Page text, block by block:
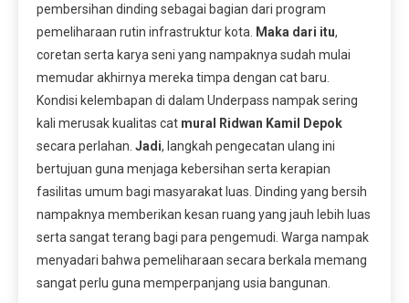
pembersihan dinding sebagai bagian dari program
pemeliharaan rutin infrastruktur kota.
Maka dari itu,
coretan serta karya seni yang nampaknya sudah mulai
memudar akhirnya mereka timpa dengan cat baru.
Kondisi kelembapan di dalam Underpass nampak sering
kali merusak kualitas cat mural Ridwan Kamil Depok
secara perlahan. Jadi, langkah pengecatan ulang ini
bertujuan guna menjaga kebersihan serta kerapian
fasilitas umum bagi masyarakat luas. Dinding yang bersih
nampaknya memberikan kesan ruang yang jauh lebih luas
serta sangat terang bagi para pengemudi. Warga nampak
menyadari bahwa pemeliharaan secara berkala memang
sangat perlu guna memperpanjang usia bangunan.